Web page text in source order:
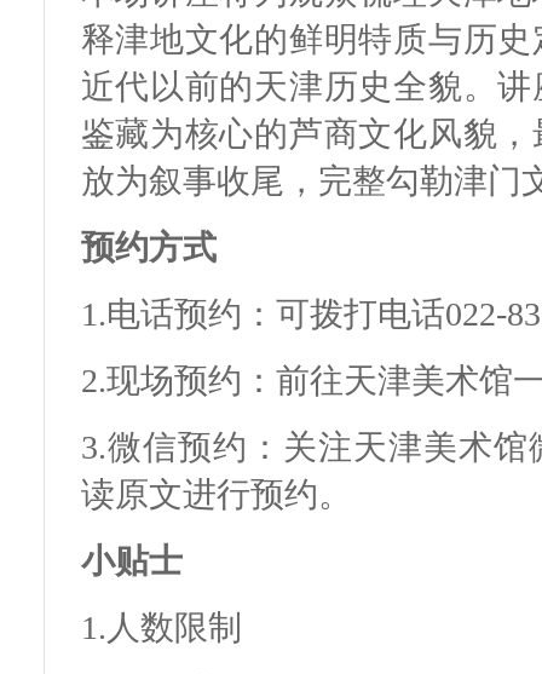
释津地文化的鲜明特质与历
近代以前的天津历史全貌。
鉴藏为核心的芦商文化风貌
放为叙事收尾，完整勾勒津门
预约方式
1.电话预约：可拨打电话022-
2.现场预约：前往天津美术馆
3.微信预约：关注天津美术
读原文进行预约。
小贴士
1.人数限制